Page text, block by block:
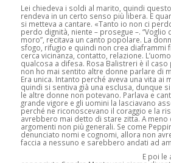
Lei chiedeva i soldi al marito, quindi
rendeva in un certo senso più libera. E
si metteva a cantare. «Tanto io non ci
perdo dignità, niente – prosegue –. “Voglio
moro”, recitava un canto popolare. La
sfogo, rifugio e quindi non crea diaframmi
cerca vicinanza, contatto, relazione.
qualcosa a difesa. Rosa Balistreri è il
non ho mai sentito altre donne parlare di
Era unica. Intanto perché aveva una vita ai
quindi si sentiva già una esclusa, dunque
le altre donne non potevano. Parlava e
grande vigore e gli uomini la lasciavano
perché ne riconoscevano il coraggio e la
avrebbero mai detto di stare zitta. A meno
argomenti non più generali. Se come
denunciato nomi e cognomi, allora non
faccia a nessuno e sarebbero andati ad
E poi le